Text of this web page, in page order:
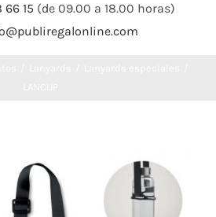
15 (de 09.00 a 18.00 horas)